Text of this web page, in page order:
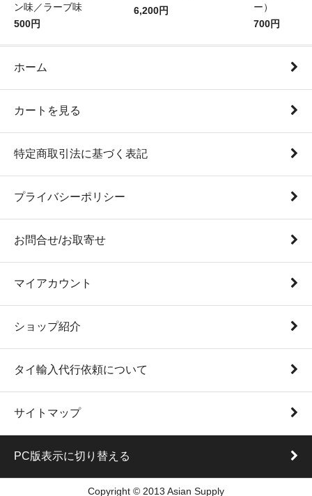
ン味／ラーブ味
500円
6,200円
ー）
700円
ホーム
カートを見る
特定商取引法に基づく表記
プライバシーポリシー
お問合せ/お取寄せ
マイアカウント
ショップ紹介
タイ輸入代行依頼について
サイトマップ
PC版表示に切り替える
Copyright © 2013 Asian Supply